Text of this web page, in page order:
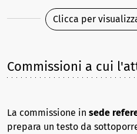
Clicca per
Commissioni a cui
La commissione in sede
prepara un testo da